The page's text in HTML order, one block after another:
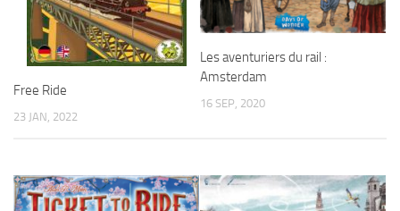
Free Ride
23 JAN, 2022
Les aventuriers du rail :
Amsterdam
16 SEP, 2020